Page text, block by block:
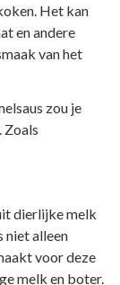
Het kan
en andere
van het
zou je
Zoals
dierlijke melk
niet alleen
voor deze
melk en boter.